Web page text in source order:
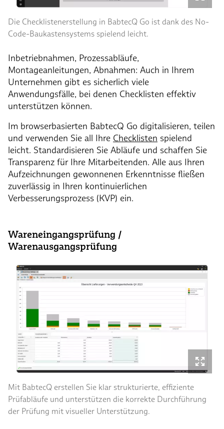
Die Checklistenerstellung in BabtecQ Go ist dank des No-
Code-Baukastensystems spielend leicht.
Inbetriebnahmen, Prozessabläufe,
Montageanleitungen, Abnahmen: Auch in Ihrem
Unternehmen gibt es sicherlich viele
Anwendungsfälle, bei denen Checklisten effektiv
unterstützen können.
Im browserbasierten BabtecQ Go digitalisieren, teilen
und verwenden Sie all Ihre Checklisten spielend
leicht. Standardisieren Sie Abläufe und schaffen Sie
Transparenz für Ihre Mitarbeitenden. Alle aus Ihren
Aufzeichnungen gewonnenen Erkenntnisse fließen
zuverlässig in Ihren kontinuierlichen
Verbesserungsprozess (KVP) ein.
Wareneingangsprüfung /
Warenausgangsprüfung
Mit BabtecQ erstellen Sie klar strukturierte, effiziente
Prüfabläufe und unterstützen die korrekte Durchführung
der Prüfung mit visueller Unterstützung.